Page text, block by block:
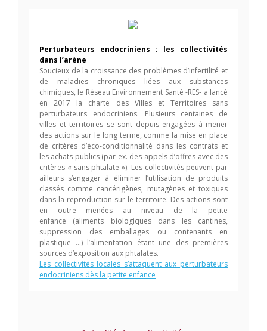
Perturbateurs endocriniens : les collectivités
dans l’arène
Soucieux de la croissance des problèmes d’infertilité et
de maladies chroniques liées aux substances
chimiques, le Réseau Environnement Santé -RES- a lancé
en 2017 la charte des Villes et Territoires sans
perturbateurs endocriniens. Plusieurs centaines de
villes et territoires se sont depuis engagées à mener
des actions sur le long terme, comme la mise en place
de critères d’éco-conditionnalité dans les contrats et
les achats publics (par ex. des appels d’offres avec des
critères « sans phtalate »). Les collectivités peuvent par
ailleurs s’engager à éliminer l’utilisation de produits
classés comme cancérigènes, mutagènes et toxiques
dans la reproduction sur le territoire. Des actions sont
en outre menées au niveau de la petite
enfance (aliments biologiques dans les cantines,
suppression des emballages ou contenants en
plastique …) l’alimentation étant une des premières
sources d’exposition aux phtalates.
Les collectivités locales s’attaquent aux perturbateurs
endocriniens dès la petite enfance